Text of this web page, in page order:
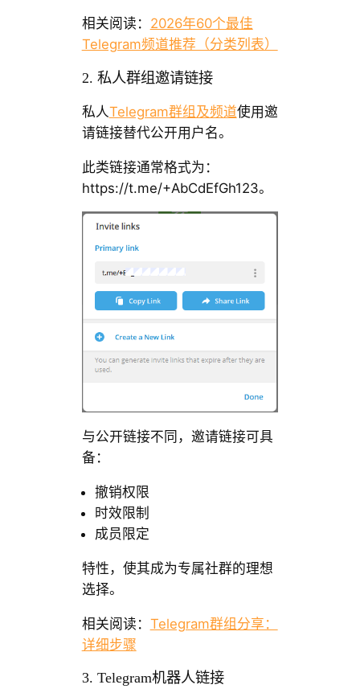
相关阅读： 2026年60个最佳
Telegram频道推荐（分类列表）
2. 私人群组邀请链接
私人Telegram群组及频道使用邀
请链接替代公开用户名。
此类链接通常格式为：
https://t.me/+AbCdEfGh123。
与公开链接不同，邀请链接可具
备：
撤销权限
时效限制
成员限定
特性，使其成为专属社群的理想
选择。
相关阅读： Telegram群组分享：
详细步骤
3. Telegram机器人链接